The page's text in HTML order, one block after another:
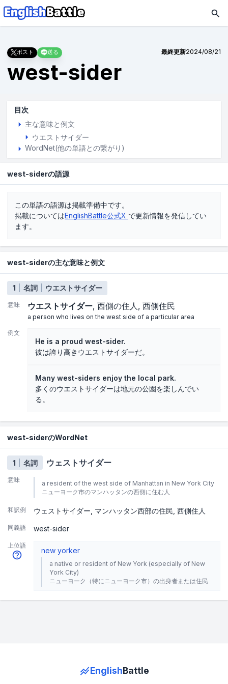
ポスト 送る 最終更新2024/08/21
west-sider
目次
主な意味と例文
ウエストサイダー
WordNet(他の単語との繋がり)
west-siderの語源
この単語の語源は掲載準備中です。
掲載についてはEnglishBattle公式X で更新情報を発信してい
ます。
west-siderの主な意味と例文
1 名詞 ウエストサイダー
意味 ウエストサイダー 西側の住人 西側住民
a person who lives on the west side of a particular area
例文
He is a proud west-sider.
彼は誇り高きウエストサイダーだ。
Many west-siders enjoy the local park.
多くのウエストサイダーは地元の公園を楽しんでい
る。
west-siderのWordNet
1 名詞 ウェストサイダー
意味
a resident of the west side of Manhattan in New York City
ニューヨーク市のマンハッタンの西側に住む人
和訳例 ウェストサイダー マンハッタン西部の住民 西側住人
同義語 west-sider
上位語
new yorker
a native or resident of New York (especially of New
York City)
ニューヨーク（特にニューヨーク市）の出身者または住民
EnglishBattle